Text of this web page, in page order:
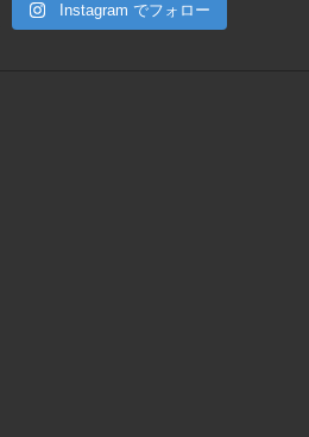
Instagram でフォロー